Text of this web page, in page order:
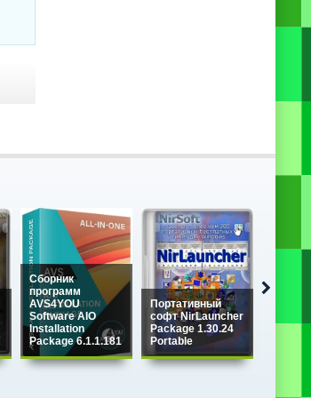
Сборник
программ
AVS4YOU
Software AIO
Installation
Package 6.1.1.181
Портативный
софт NirLauncher
Package 1.30.24
Portable